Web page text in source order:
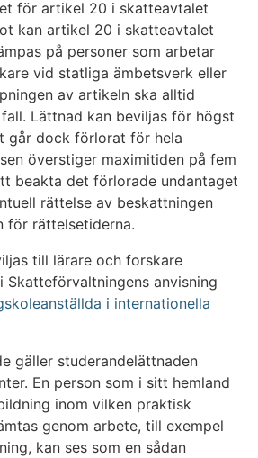
för artikel 20 i skatteavtalet
kan artikel 20 i skatteavtalet
på personer som arbetar
vid statliga ämbetsverk eller
av artikeln ska alltid
Lättnad kan beviljas för högst
går dock förlorat för hela
överstiger maximitiden på fem
beakta det förlorade undantaget
rättelse av beskattningen
för rättelsetiderna.
till lärare och forskare
Skatteförvaltningens anvisning
i internationella
gäller studerandelättnaden
En person som i sitt hemland
inom vilken praktisk
genom arbete, till exempel
kan ses som en sådan